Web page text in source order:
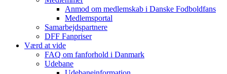
Anmod om medlemskab i Danske Fodboldfans
Medlemsportal
Samarbejdspartnere
DFF Fanpriser
Værd at vide
FAQ om fanforhold i Danmark
Udebane